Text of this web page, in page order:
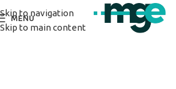
Skip to navigation
Skip to main content
MENU